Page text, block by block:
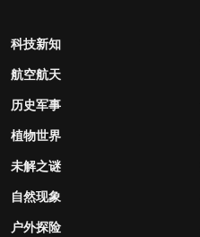
科技新知
航空航天
历史军事
植物世界
未解之谜
自然现象
户外探险